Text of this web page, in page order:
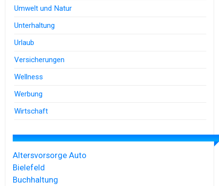
Umwelt und Natur
Unterhaltung
Urlaub
Versicherungen
Wellness
Werbung
Wirtschaft
Altersvorsorge Auto
Bielefeld
Buchhaltung